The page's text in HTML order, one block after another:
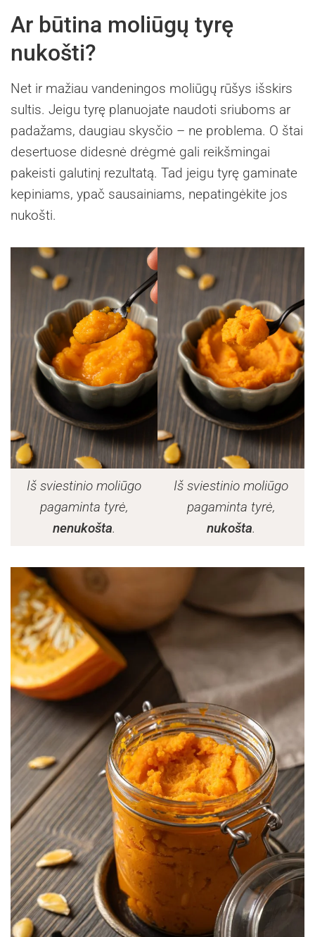
Ar būtina moliūgų tyrę
nukošti?
Net ir mažiau vandeningos moliūgų rūšys išskirs
sultis. Jeigu tyrę planuojate naudoti sriuboms ar
padažams, daugiau skysčio – ne problema. O štai
desertuose didesnė drėgmė gali reikšmingai
pakeisti galutinį rezultatą. Tad jeigu tyrę gaminate
kepiniams, ypač sausainiams, nepatingėkite jos
nukošti.
Iš sviestinio moliūgo
pagaminta tyrė,
nenukošta.
Iš sviestinio moliūgo
pagaminta tyrė,
nukošta.